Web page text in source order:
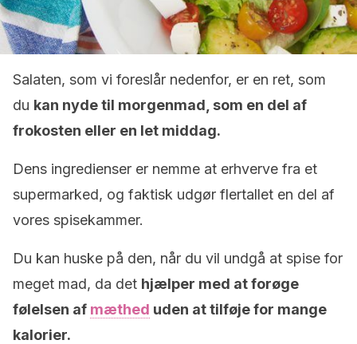
Salaten, som vi foreslår nedenfor, er en ret, som
du kan nyde til morgenmad, som en del af
frokosten eller en let middag.
Dens ingredienser er nemme at erhverve fra et
supermarked, og faktisk udgør flertallet en del af
vores spisekammer.
Du kan huske på den, når du vil undgå at spise for
meget mad, da det hjælper med at forøge
følelsen af ​​ mæthed uden at tilføje for mange
kalorier.